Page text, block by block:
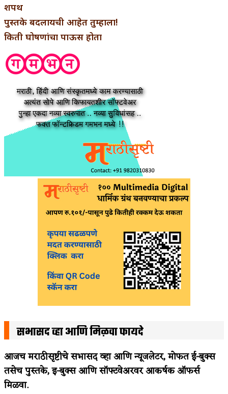
शपथ
पुस्तके बदलायची आहेत तुम्हाला!
किती घोषणांचा पाऊस होता
सभासद व्हा आणि मिळवा फायदे
आजच मराठीसृष्टीचे सभासद व्हा आणि न्यूजलेटर, मोफत ई-बुक्स
तसेच पुस्तके, इ-बुक्स आणि सॉफ्टवेअरवर आकर्षक ऑफर्स
मिळवा.